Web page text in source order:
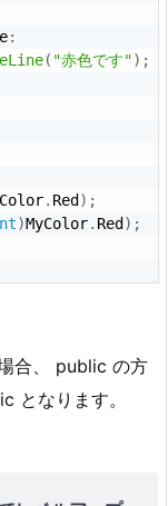
:
( "赤色です") ;
. Red ) ;
)MyColor. Red ) ;
合、 public の方
となります。